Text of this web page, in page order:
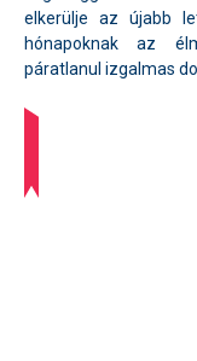
elkerülje az újabb
hónapoknak az
páratlanul izgalmas